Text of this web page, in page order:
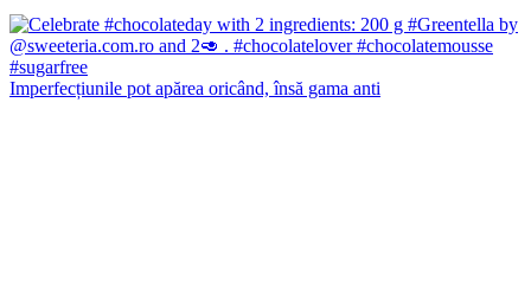
Imperfecțiunile pot apărea oricând, însă gama anti